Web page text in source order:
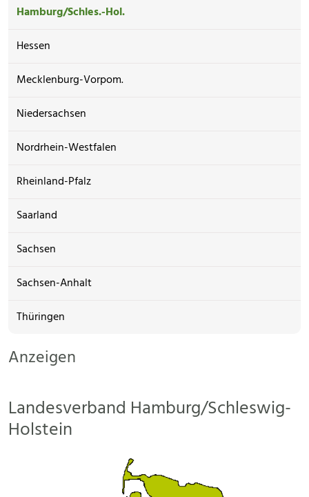
Hamburg/Schles.-Hol.
Hessen
Mecklenburg-Vorpom.
Niedersachsen
Nordrhein-Westfalen
Rheinland-Pfalz
Saarland
Sachsen
Sachsen-Anhalt
Thüringen
Anzeigen
Landesverband Hamburg/Schleswig-
Holstein